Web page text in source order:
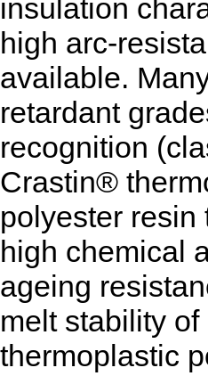
insulation
high arc-
available.
retardant
recognition
Crastin®
polyester resin
high chemical
ageing
melt stability
thermoplastic